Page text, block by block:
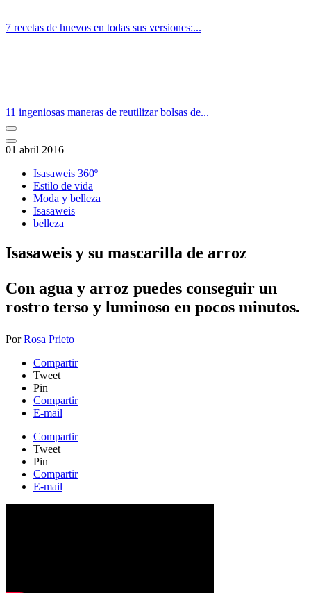
7 recetas de huevos en todas sus versiones:...
11 ingeniosas maneras de reutilizar bolsas de...
01 abril 2016
Isasaweis 360º
Estilo de vida
Moda y belleza
Isasaweis
belleza
Isasaweis y su mascarilla de arroz
Con agua y arroz puedes conseguir un
rostro terso y luminoso en pocos minutos.
PorRosa Prieto
Compartir
Tweet
Pin
Compartir
E-mail
Compartir
Tweet
Pin
Compartir
E-mail